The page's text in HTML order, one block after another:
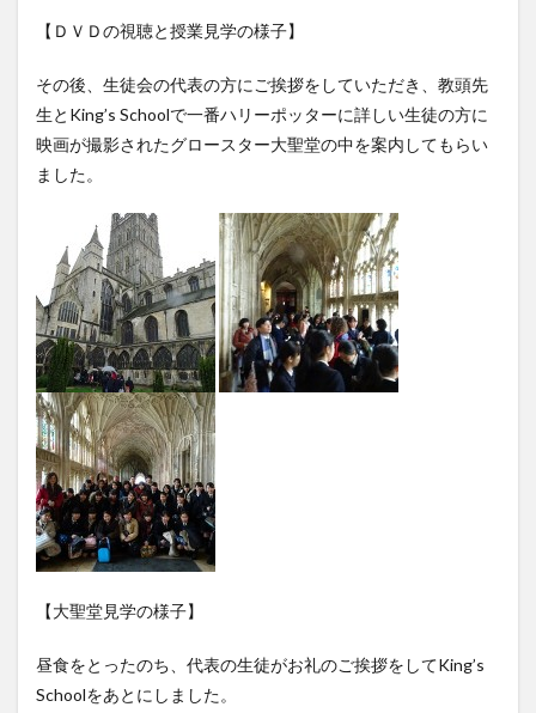
【ＤＶＤの視聴と授業見学の様子】
その後、生徒会の代表の方にご挨拶をしていただき、教頭先
生とKing’s Schoolで一番ハリーポッターに詳しい生徒の方に
映画が撮影されたグロースター大聖堂の中を案内してもらい
ました。
【大聖堂見学の様子】
昼食をとったのち、代表の生徒がお礼のご挨拶をしてKing’s
Schoolをあとにしました。